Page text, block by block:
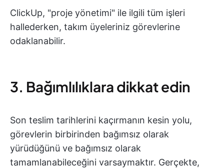
ClickUp, "proje yönetimi" ile ilgili tüm işleri
hallederken, takım üyeleriniz görevlerine
odaklanabilir.
3. Bağımlılıklara dikkat edin
Son teslim tarihlerini kaçırmanın kesin yolu,
görevlerin birbirinden bağımsız olarak
yürüdüğünü ve bağımsız olarak
tamamlanabileceğini varsaymaktır. Gerçekte,